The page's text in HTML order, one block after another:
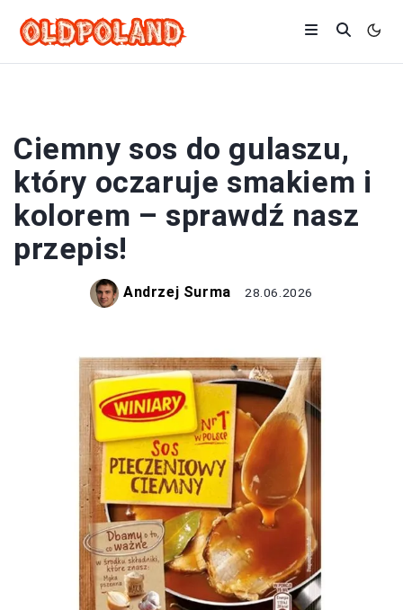
Ciemny sos do gulaszu,
który oczaruje smakiem i
kolorem – sprawdź nasz
przepis!
Andrzej Surma 28.06.2026